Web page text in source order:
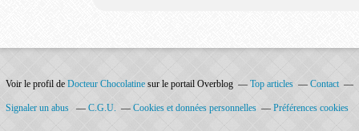
Voir le profil de Docteur Chocolatine sur le portail Overblog Top articles Contact
Signaler un abus C.G.U. Cookies et données personnelles Préférences cookies